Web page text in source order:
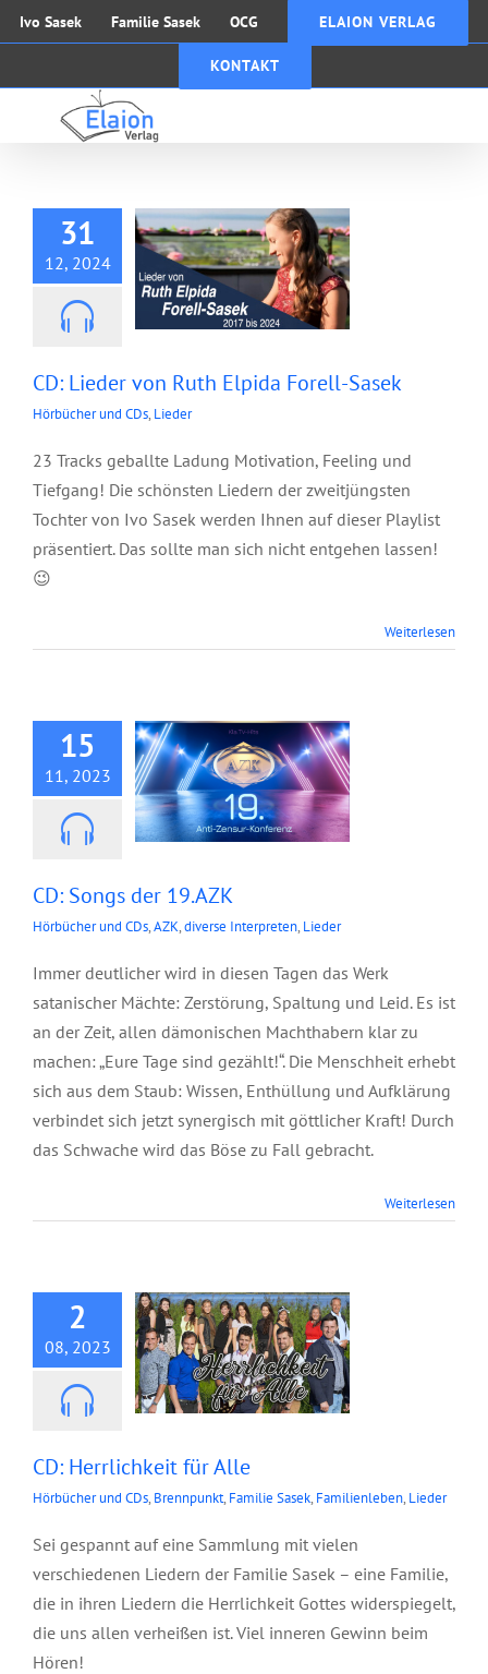
Zum
Inhalt
Ivo Sasek Familie Sasek OCG ELAION VERLAG
KONTAKT
31
12, 2024
CD: Lieder von Ruth
CD: Lieder von Ruth Elpida Forell-Sasek
Hörbücher und CDs, Lieder
23 Tracks geballte Ladung Motivation, Feeling und
Tiefgang! Die schönsten Liedern der zweitjüngsten
Tochter von Ivo Sasek werden Ihnen auf dieser Playlist
präsentiert. Das sollte man sich nicht entgehen lassen!
😉
Weiterlesen
15
11, 2023
CD: Songs der
CD: Songs der 19.AZK
Hörbücher und CDs,AZK,diverse Interpreten, Lieder
Immer deutlicher wird in diesen Tagen das Werk
satanischer Mächte: Zerstörung, Spaltung und Leid. Es ist
an der Zeit, allen dämonischen Machthabern klar zu
machen: „Eure Tage sind gezählt!“. Die Menschheit erhebt
sich aus dem Staub: Wissen, Enthüllung und Aufklärung
verbindet sich jetzt synergisch mit göttlicher Kraft! Durch
das Schwache wird das Böse zu Fall gebracht.
Weiterlesen
2
08, 2023
CD: Herrlichkeit für
CD: Herrlichkeit für Alle
Hörbücher und CDs, Brennpunkt, Familie Sasek, Familienleben, Lieder
Sei gespannt auf eine Sammlung mit vielen
verschiedenen Liedern der Familie Sasek – eine Familie,
die in ihren Liedern die Herrlichkeit Gottes widerspiegelt,
die uns allen verheißen ist. Viel inneren Gewinn beim
Hören!